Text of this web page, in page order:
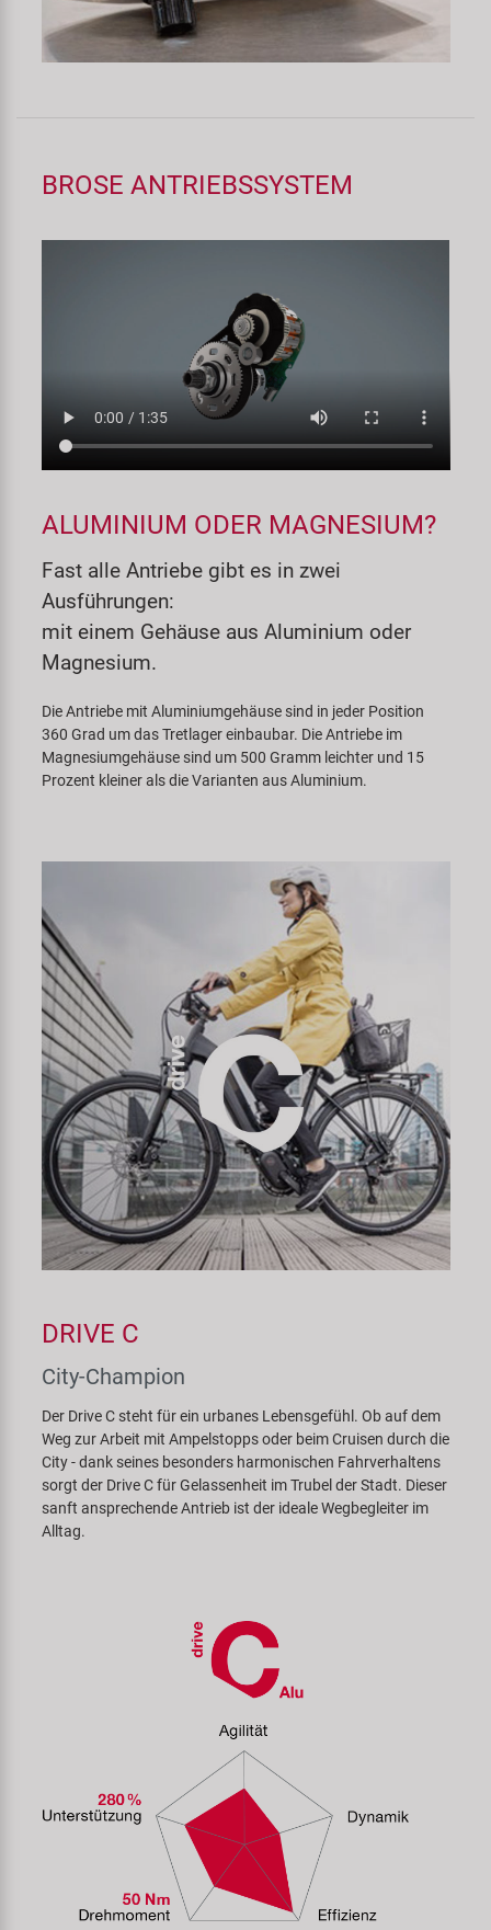
BROSE ANTRIEBSSYSTEM
ALUMINIUM ODER MAGNESIUM?
Fast alle Antriebe gibt es in zwei
Ausführungen:
mit einem Gehäuse aus Aluminium oder
Magnesium.
Die Antriebe mit Aluminiumgehäuse sind in jeder Position
360 Grad um das Tretlager einbaubar. Die Antriebe im
Magnesiumgehäuse sind um 500 Gramm leichter und 15
Prozent kleiner als die Varianten aus Aluminium.
DRIVE C
City-Champion
Der Drive C steht für ein urbanes Lebensgefühl. Ob auf dem
Weg zur Arbeit mit Ampelstopps oder beim Cruisen durch die
City - dank seines besonders harmonischen Fahrverhaltens
sorgt der Drive C für Gelassenheit im Trubel der Stadt. Dieser
sanft ansprechende Antrieb ist der ideale Wegbegleiter im
Alltag.